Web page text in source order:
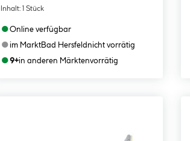
Inhalt: 1 Stück
●Online verfügbar
●im MarktBad Hersfeldnicht vorrätig
●9+in anderen Märktenvorrätig